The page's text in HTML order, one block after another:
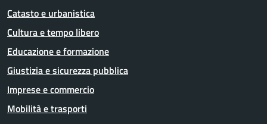
Catasto e urbanistica
Cultura e tempo libero
Educazione e formazione
Giustizia e sicurezza pubblica
Imprese e commercio
Mobilità e trasporti